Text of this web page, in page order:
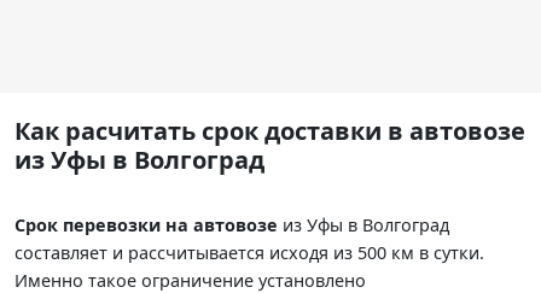
Как расчитать срок доставки в автовозе
из Уфы в Волгоград
Срок перевозки на автовозе из Уфы в Волгоград
составляет и рассчитывается исходя из 500 км в сутки.
Именно такое ограничение установлено